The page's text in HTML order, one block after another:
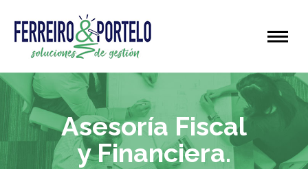
Asesoría Fiscal
y Financiera.